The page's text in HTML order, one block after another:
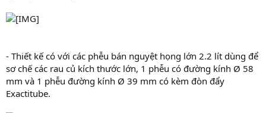
- Thiết kế có với các phễu bán nguyệt họng lớn 2.2 lít dùng để
sơ chế các rau củ kích thước lớn, 1 phễu có đường kính Ø 58
mm và 1 phễu đường kính Ø 39 mm có kèm đòn đẩy
Exactitube.